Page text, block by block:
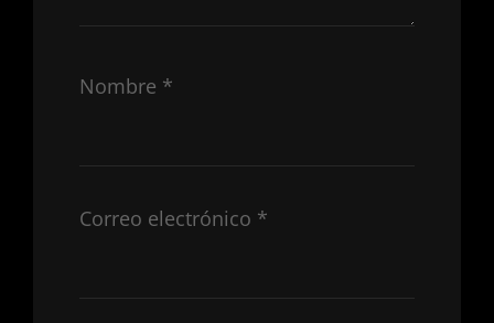
Nombre *
Correo electrónico *